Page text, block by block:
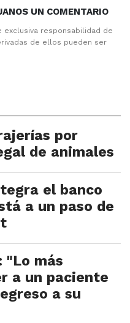
UN COMENTARIO
responsabilidad de
de ellos pueden ser
por
de animales
el banco
a un paso de
"Lo más
a un paciente
a su